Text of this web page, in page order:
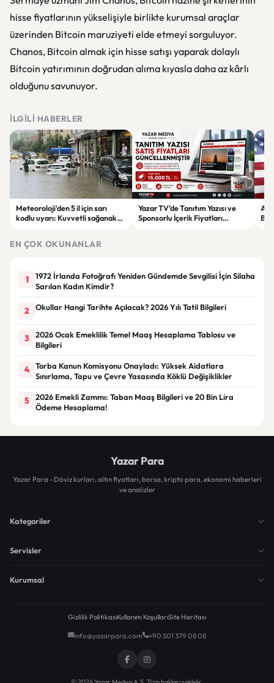
hisse fiyatlarının yükselişiyle birlikte kurumsal araçlar
üzerinden Bitcoin maruziyeti elde etmeyi sorguluyor.
Chanos, Bitcoin almak için hisse satışı yaparak dolaylı
Bitcoin yatırımının doğrudan alıma kıyasla daha az kârlı
olduğunu savunuyor.
İLGILI HABERLER
Meteoroloji'den 5 il için sarı
kodlu uyarı: Kuvvetli sağanak
Yazar TV’de Tanıtım Yazısı ve
Sponsorlu İçerik Fiyatları
EN ÇOK OKUNANLAR
1
1972 İrlanda Fotoğrafı Yeniden Gündemde Sevgilisi İçin Silaha
Sarılan Kadın Kimdir?
2 Okullar Hangi Tarihte Açılacak? 2026 Yılı Tatil Bilgileri
3
2026 Ocak Emeklilik Temel Maaş Hesaplama Tablosu ve
Bilgileri
4
Torba Kanun Komisyonu Onayladı: Yüksek Aidatlara
Sınırlama, Tapu ve Çevre Yasasında Köklü Değişiklikler
5
2026 Emekli Zammı: Taban Maaş Bilgileri ve 20 Bin Lira
Ödeme Hesaplama!
Yazar Para
Yazar Para - Döviz kurları, altın fiyatları, borsa, kripto para, ekonomi haberleri
ve analizler
Kategoriler
Servisler
Kurumsal
Gizlilik PolitikasıKullanım KoşullarıSite Haritası
info@yazarpara.com +90 501 379 08 08